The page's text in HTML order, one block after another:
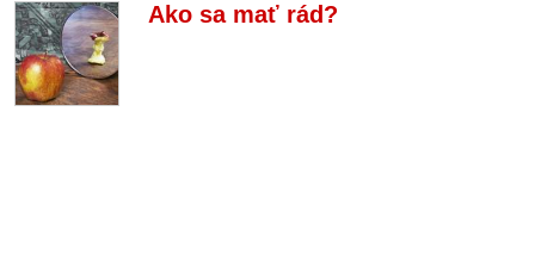
Ako sa mať rád?